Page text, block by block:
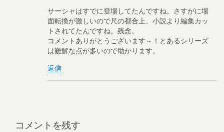
サーシャはすでに登場してたんですね。さすがに場
面転換が激しいので尺の都合上、小説より編集カッ
トされてたんですね。残念。
コメントありがとうございます～！とあるシリーズ
は難解な点が多いので助かります。
返信
コメントを残す